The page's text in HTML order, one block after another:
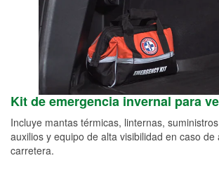
Kit de emergencia invernal para
Incluye mantas térmicas, linternas,
auxilios y equipo de alta visibilidad en caso
carretera.